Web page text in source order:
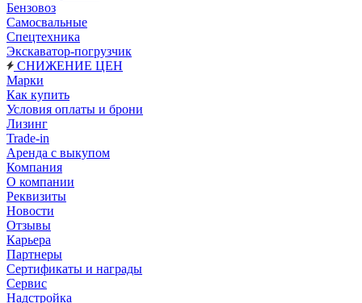
Бензовоз
Самосвальные
Спецтехника
Экскаватор-погрузчик
СНИЖЕНИЕ ЦЕН
Марки
Как купить
Условия оплаты и брони
Лизинг
Trade-in
Аренда с выкупом
Компания
О компании
Реквизиты
Новости
Отзывы
Карьера
Партнеры
Сертификаты и награды
Сервис
Надстройка